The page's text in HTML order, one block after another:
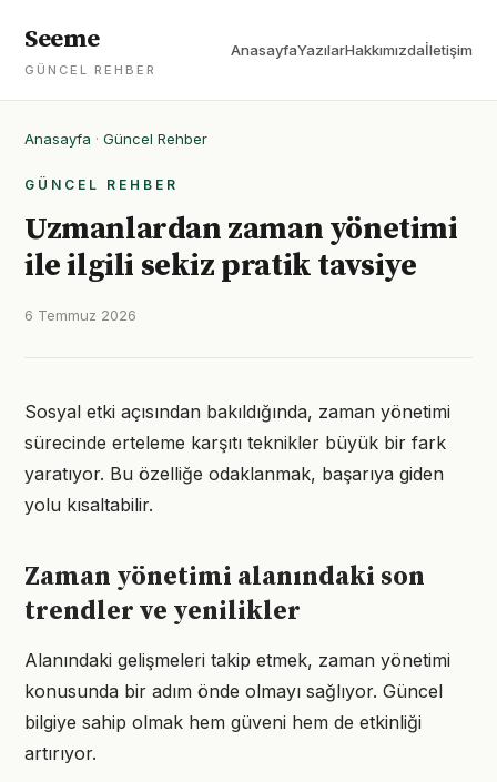
Seeme
GÜNCEL REHBER
AnasayfaYazılarHakkımızdaİletişim
Anasayfa · Güncel Rehber
GÜNCEL REHBER
Uzmanlardan zaman yönetimi
ile ilgili sekiz pratik tavsiye
6 Temmuz 2026
Sosyal etki açısından bakıldığında, zaman yönetimi
sürecinde erteleme karşıtı teknikler büyük bir fark
yaratıyor. Bu özelliğe odaklanmak, başarıya giden
yolu kısaltabilir.
Zaman yönetimi alanındaki son
trendler ve yenilikler
Alanındaki gelişmeleri takip etmek, zaman yönetimi
konusunda bir adım önde olmayı sağlıyor. Güncel
bilgiye sahip olmak hem güveni hem de etkinliği
artırıyor.